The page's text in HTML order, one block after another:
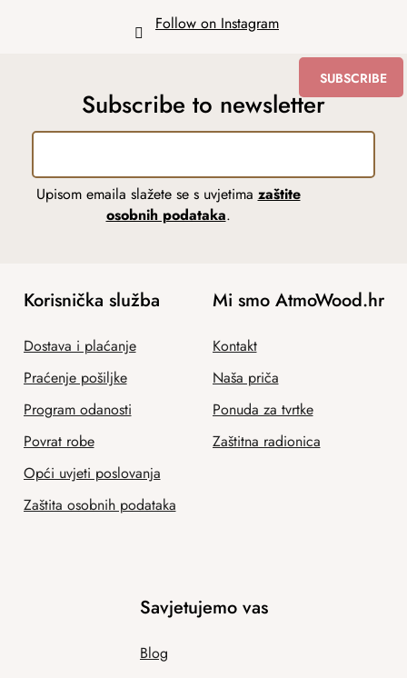
Follow on Instagram
Subscribe to newsletter
Upisom emaila slažete se s uvjetima zaštite
osobnih podataka.
SUBSCRIBE
Korisnička služba
Dostava i plaćanje
Praćenje pošiljke
Program odanosti
Povrat robe
Opći uvjeti poslovanja
Zaštita osobnih podataka
Mi smo AtmoWood.hr
Kontakt
Naša priča
Ponuda za tvrtke
Zaštitna radionica
Savjetujemo vas
Blog